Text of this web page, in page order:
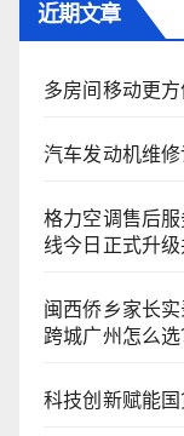
近期文章
多房间移动更
汽车发动机维修
格力空调售后
线今日正式升
闽西侨乡家长
跨城广州怎么选
科技创新赋能